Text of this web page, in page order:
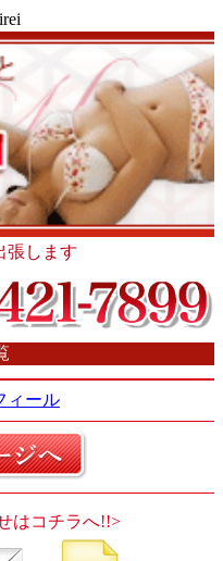
張します
ィール
はコチラへ!!>